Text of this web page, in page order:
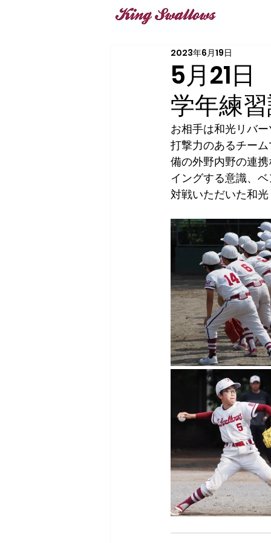
5月21
学年練
2023年6月19日
お相手は和光リバ
打撃力のあるチー
備の外野内野の連
イングする意識、
対戦いただいた和